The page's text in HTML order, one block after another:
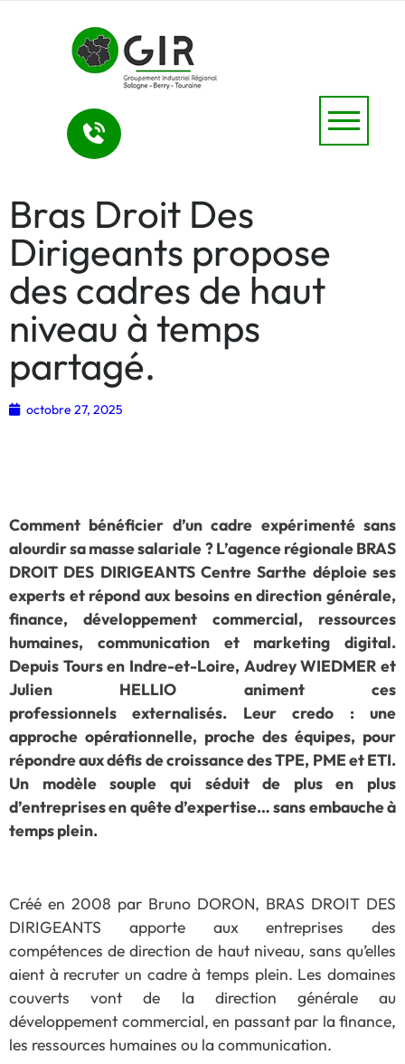
Bras Droit Des
Dirigeants propose
des cadres de haut
niveau à temps
partagé.
octobre 27, 2025
Comment bénéficier d’un cadre expérimenté sans
alourdir sa masse salariale ? L’agence régionale BRAS
DROIT DES DIRIGEANTS Centre Sarthe déploie ses
experts et répond aux besoins en direction générale,
finance, développement commercial, ressources
humaines, communication et marketing digital.
Depuis Tours en Indre-et-Loire, Audrey WIEDMER et
Julien HELLIO animent ces
professionnels externalisés. Leur credo : une
approche opérationnelle, proche des équipes, pour
répondre aux défis de croissance des TPE, PME et ETI.
Un modèle souple qui séduit de plus en plus
d’entreprises en quête d’expertise… sans embauche à
temps plein.
Créé en 2008 par Bruno DORON, BRAS DROIT DES
DIRIGEANTS apporte aux entreprises des
compétences de direction de haut niveau, sans qu’elles
aient à recruter un cadre à temps plein. Les domaines
couverts vont de la direction générale au
développement commercial, en passant par la finance,
les ressources humaines ou la communication.